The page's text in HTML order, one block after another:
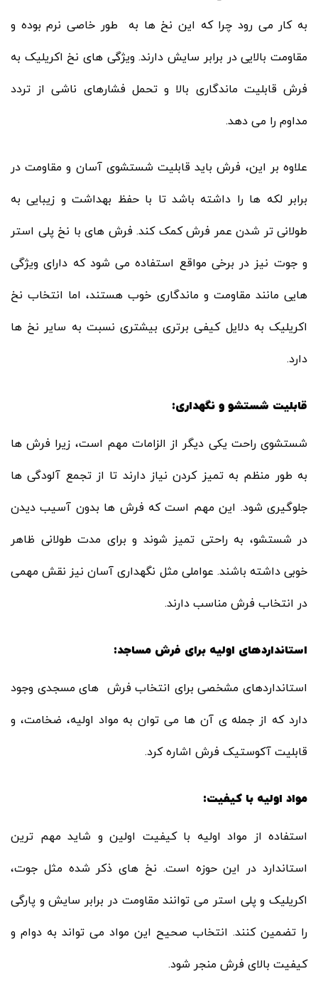
به کار می رود چرا که این نخ ها به طور خاصی نرم بوده و
مقاومت بالایی در برابر سایش دارند. ویژگی های نخ اکریلیک به
فرش قابلیت ماندگاری بالا و تحمل فشارهای ناشی از تردد
مداوم را می دهد.
علاوه بر این، فرش باید قابلیت شستشوی آسان و مقاومت در
برابر لکه ها را داشته باشد تا با حفظ بهداشت و زیبایی به
طولانی تر شدن عمر فرش کمک کند. فرش های با نخ پلی استر
و جوت نیز در برخی مواقع استفاده می شود که دارای ویژگی
هایی مانند مقاومت و ماندگاری خوب هستند، اما انتخاب نخ
اکریلیک به دلایل کیفی برتری بیشتری نسبت به سایر نخ ها
دارد.
قابلیت شستشو و نگهداری:
شستشوی راحت یکی دیگر از الزامات مهم است، زیرا فرش ها
به طور منظم به تمیز کردن نیاز دارند تا از تجمع آلودگی ها
جلوگیری شود. این مهم است که فرش ها بدون آسیب دیدن
در شستشو، به راحتی تمیز شوند و برای مدت طولانی ظاهر
خوبی داشته باشند. عواملی مثل نگهداری آسان نیز نقش مهمی
در انتخاب فرش مناسب دارند.
استانداردهای اولیه برای فرش مساجد:
استانداردهای مشخصی برای انتخاب فرش های مسجدی وجود
دارد که از جمله ی آن ها می توان به مواد اولیه، ضخامت، و
قابلیت آکوستیک فرش اشاره کرد.
مواد اولیه با کیفیت:
استفاده از مواد اولیه با کیفیت اولین و شاید مهم ترین
استاندارد در این حوزه است. نخ های ذکر شده مثل جوت،
اکریلیک و پلی استر می توانند مقاومت در برابر سایش و پارگی
را تضمین کنند. انتخاب صحیح این مواد می تواند به دوام و
کیفیت بالای فرش منجر شود.